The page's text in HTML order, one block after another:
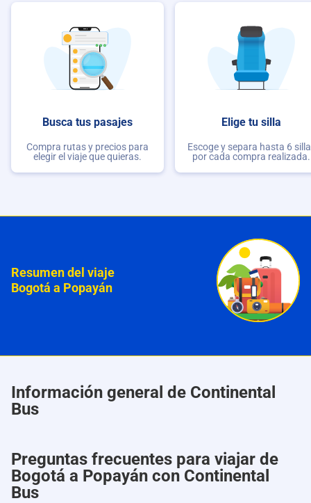
Busca tus pasajes
Compra rutas y precios para
elegir el viaje que quieras.
Elige tu silla
Escoge y separa hasta 6
por cada compra realizada.
Resumen del viaje
Bogotá a Popayán
Información general de Continental
Bus
Preguntas frecuentes para viajar de
Bogotá a Popayán con Continental
Bus